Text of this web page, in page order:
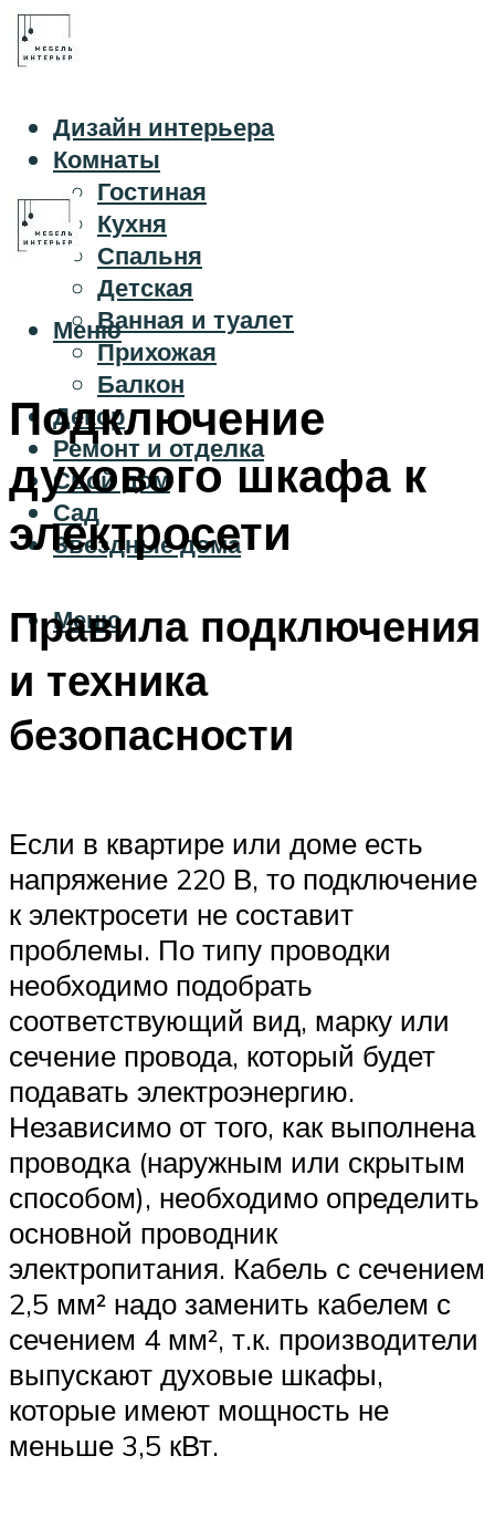
Дизайн интерьера
Комнаты
Гостиная
Кухня
Спальня
Детская
Ванная и туалет
Прихожая
Балкон
Декор
Ремонт и отделка
Свой дом
Сад
Звездные дома
Меню
Меню
Подключение
духового шкафа к
электросети
Правила подключения
и техника
безопасности
Если в квартире или доме есть
напряжение 220 В, то подключение
к электросети не составит
проблемы. По типу проводки
необходимо подобрать
соответствующий вид, марку или
сечение провода, который будет
подавать электроэнергию.
Независимо от того, как выполнена
проводка (наружным или скрытым
способом), необходимо определить
основной проводник
электропитания. Кабель с сечением
2,5 мм² надо заменить кабелем с
сечением 4 мм², т.к. производители
выпускают духовые шкафы,
которые имеют мощность не
меньше 3,5 кВт.